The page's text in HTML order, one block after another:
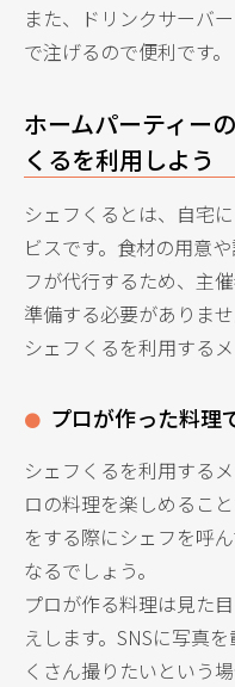
また、ドリンクサーバ
で注げるので便利です。
ホームパーティー
くるを利用しよう
シェフくるとは、自宅
ビスです。食材の用意
フが代行するため、主
準備する必要がありませ
シェフくるを利用する
プロが作った料理
シェフくるを利用する
ロの料理を楽しめるこ
をする際にシェフを呼
なるでしょう。
プロが作る料理は見た
えします。SNSに写真
くさん撮りたいという